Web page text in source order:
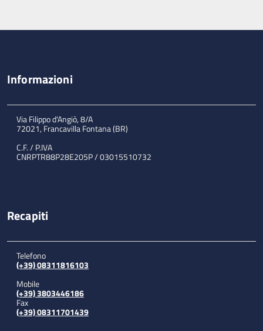
Informazioni
Via Filippo d'Angiò, 8/A
72021, Francavilla Fontana (BR)
C.F. / P.IVA
CNRPTR88P28E205P / 03015510732
Recapiti
Telefono
(+39) 08311816103
Mobile
(+39) 3803446186
Fax
(+39) 08311701439